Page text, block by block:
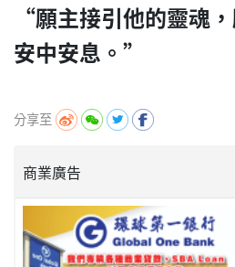
“願主接引他的靈魂
安中安息。”
分享至
商業廣告